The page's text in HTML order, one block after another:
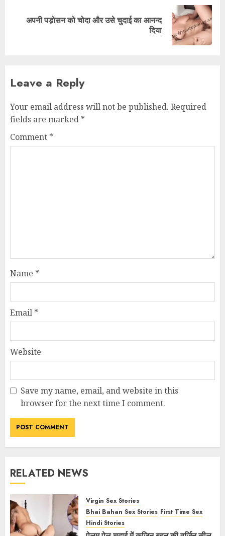
Nextअपनी पड़ोसन को चोदा और उसे चुदाई का आनन्द
दिया
Leave a Reply
Your email address will not be published. Required
fields are marked *
Comment *
Name *
Email *
Website
Save my name, email, and website in this
browser for the next time I comment.
RELATED NEWS
Virgin Sex Stories
Bhai Bahan Sex Stories First Time Sex
Hindi Stories